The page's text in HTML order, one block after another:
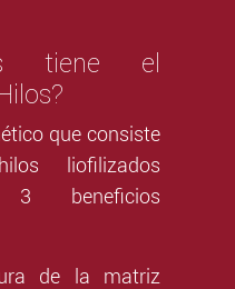
tiene el
que consiste
liofilizados
3 beneficios
de la matriz